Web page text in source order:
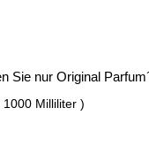
Sie nur Original
Milliliter )